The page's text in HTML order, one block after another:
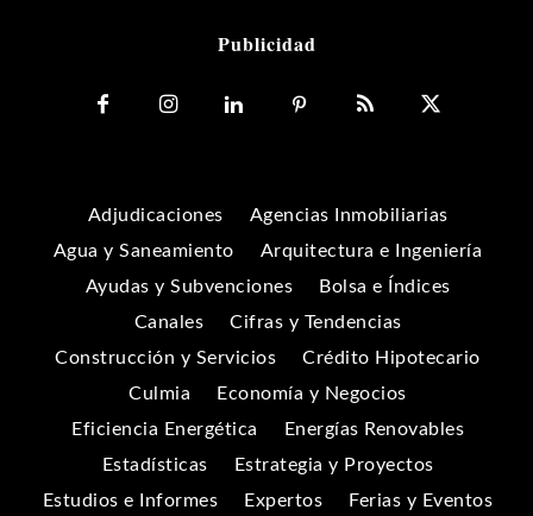
Publicidad
Adjudicaciones
Agencias Inmobiliarias
Agua y Saneamiento
Arquitectura e Ingeniería
Ayudas y Subvenciones
Bolsa e Índices
Canales
Cifras y Tendencias
Construcción y Servicios
Crédito Hipotecario
Culmia
Economía y Negocios
Eficiencia Energética
Energías Renovables
Estadísticas
Estrategia y Proyectos
Estudios e Informes
Expertos
Ferias y Eventos